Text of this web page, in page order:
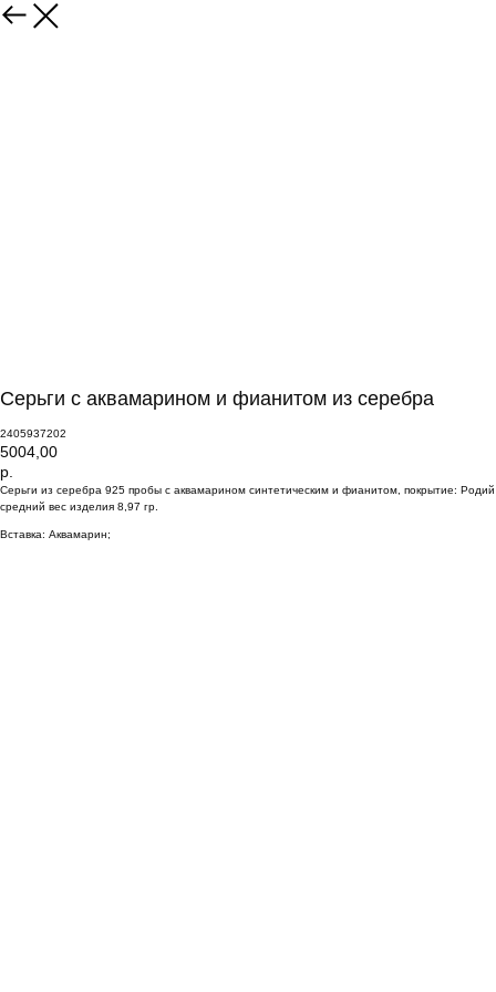
Серьги с аквамарином и фианитом из серебра
2405937202
5004,00
р.
Серьги из серебра 925 пробы с аквамарином синтетическим и фианитом, покрытие: Родий
средний вес изделия 8,97 гр.
Вставка: Аквамарин;